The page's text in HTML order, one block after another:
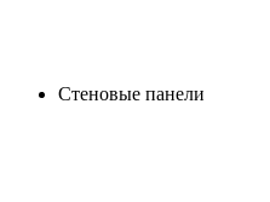
Стеновые панели